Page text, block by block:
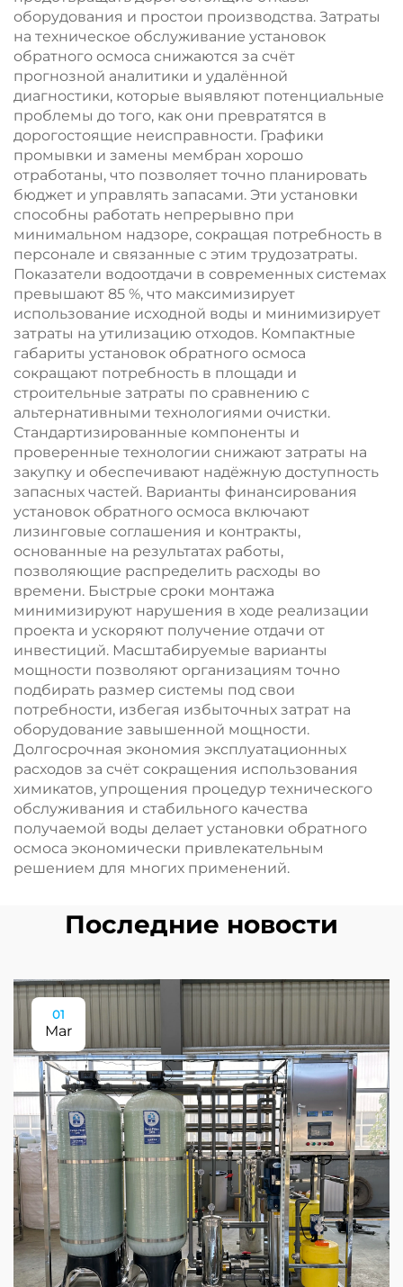
оборудования и простои производства. Затраты
на техническое обслуживание установок
обратного осмоса снижаются за счёт
прогнозной аналитики и удалённой
диагностики, которые выявляют потенциальные
проблемы до того, как они превратятся в
дорогостоящие неисправности. Графики
промывки и замены мембран хорошо
отработаны, что позволяет точно планировать
бюджет и управлять запасами. Эти установки
способны работать непрерывно при
минимальном надзоре, сокращая потребность в
персонале и связанные с этим трудозатраты.
Показатели водоотдачи в современных системах
превышают 85 %, что максимизирует
использование исходной воды и минимизирует
затраты на утилизацию отходов. Компактные
габариты установок обратного осмоса
сокращают потребность в площади и
строительные затраты по сравнению с
альтернативными технологиями очистки.
Стандартизированные компоненты и
проверенные технологии снижают затраты на
закупку и обеспечивают надёжную доступность
запасных частей. Варианты финансирования
установок обратного осмоса включают
лизинговые соглашения и контракты,
основанные на результатах работы,
позволяющие распределить расходы во
времени. Быстрые сроки монтажа
минимизируют нарушения в ходе реализации
проекта и ускоряют получение отдачи от
инвестиций. Масштабируемые варианты
мощности позволяют организациям точно
подбирать размер системы под свои
потребности, избегая избыточных затрат на
оборудование завышенной мощности.
Долгосрочная экономия эксплуатационных
расходов за счёт сокращения использования
химикатов, упрощения процедур технического
обслуживания и стабильного качества
получаемой воды делает установки обратного
осмоса экономически привлекательным
решением для многих применений.
Последние новости
01
Mar